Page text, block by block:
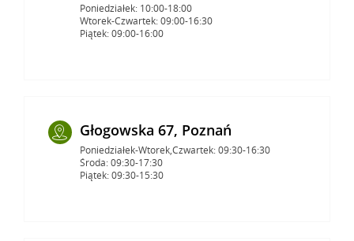
Poniedziałek: 10:00-18:00
Wtorek-Czwartek: 09:00-16:30
Piątek: 09:00-16:00
Głogowska 67, Poznań
Poniedziałek-Wtorek,Czwartek: 09:30-16:30
Środa: 09:30-17:30
Piątek: 09:30-15:30